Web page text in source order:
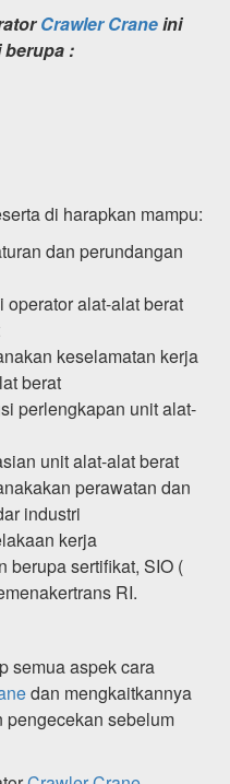
Crawler Craneini
:
di harapkan mampu:
dan perundangan
alat-alat berat
keselamatan kerja
berat
perlengkapan unit alat-
unit alat-alat berat
perawatan dan
industri
kerja
berupa sertifikat, SIO (
RI.
semua aspek cara
dan mengkaitkannya
pengecekan sebelum